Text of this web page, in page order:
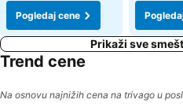
Pogledaj cene
Prikaži sve
Trend cene
Na osnovu najnižih cena na trivago u